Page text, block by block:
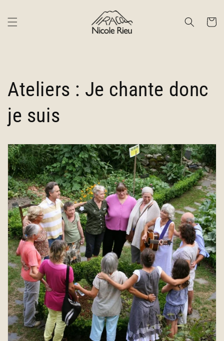
au
contenu
Panier
Ateliers : Je chante donc
je suis